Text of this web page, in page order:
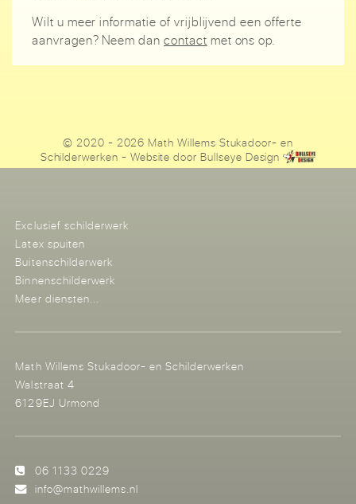
Wilt u meer informatie of vrijblijvend een offerte
aanvragen? Neem dancontact met ons op.
© 2020 - 2026 Math Willems Stukadoor- en
Schilderwerken - Website doorBullseye Design
Exclusief schilderwerk
Latex spuiten
Buitenschilderwerk
Binnenschilderwerk
Meer diensten...
Math Willems Stukadoor- en Schilderwerken
Walstraat 4
6129EJ Urmond
06 1133 0229
info@mathwillems.nl